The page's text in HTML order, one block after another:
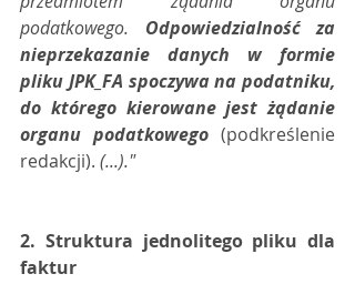
podatkowego. Odpowiedzialność za
nieprzekazanie danych w formie
pliku JPK_FA spoczywa na podatniku,
do którego kierowane jest żądanie
organu podatkowego (podkreślenie
redakcji). (...)."
2. Struktura jednolitego pliku dla
faktur